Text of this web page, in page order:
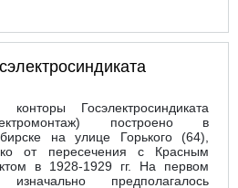
конторы Госэлектросиндиката
построено в
на улице Горького (64),
от пересечения с Красным
в 1928-1929 гг. На первом
предполагалось